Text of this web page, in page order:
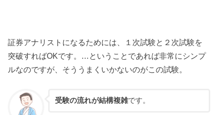
証券アナリストになるためには、１次試験と２次試験を
突破すればOKです。…ということであれば非常にシンプ
ルなのですが、そううまくいかないのがこの試験。
受験の流れが結構複雑です。